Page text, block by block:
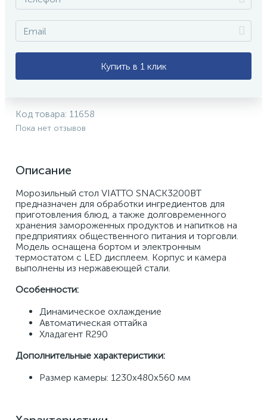
Купить в 1 клик
Код товара: 11658
Пока нет отзывов
Описание
Морозильный стол VIATTO SNACK3200BT
предназначен для обработки ингредиентов для
приготовления блюд, а также долговременного
хранения замороженных продуктов и напитков на
предприятиях общественного питания и торговли.
Модель оснащена бортом и электронным
термостатом с LED дисплеем. Корпус и камера
выполнены из нержавеющей стали.
Особенности:
Динамическое охлаждение
Автоматическая оттайка
Хладагент R290
Дополнительные характеристики:
Размер камеры: 1230х480х560 мм